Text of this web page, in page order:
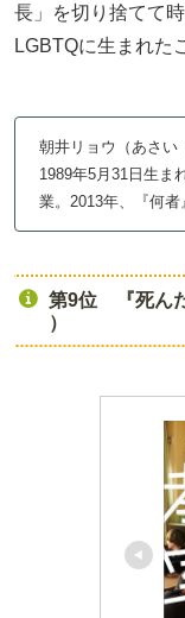
長」を切り捨てて
LGBTQに生まれた
朝井リョウ（あさい
1989年5月31日生ま
業。2013年、『何者
第9位 『死ん
）